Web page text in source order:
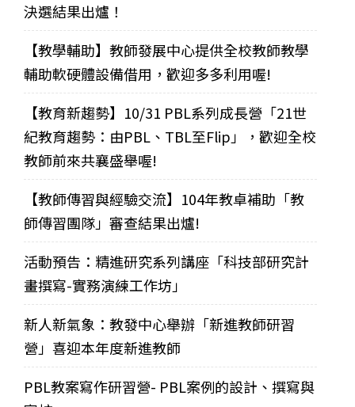
決選結果出爐！
【教學輔助】教師發展中心提供全校教師教學
輔助軟硬體設備借用，歡迎多多利用喔!
【教育新趨勢】10/31 PBL系列成長營「21世
紀教育趨勢：由PBL、TBL至Flip」，歡迎全校
教師前來共襄盛舉喔!
【教師傳習與經驗交流】104年教卓補助「教
師傳習團隊」審查結果出爐!
活動預告：精進研究系列講座「科技部研究計
畫撰寫-實務演練工作坊」
新人新氣象：教發中心舉辦「新進教師研習
營」喜迎本年度新進教師
PBL教案寫作研習營- PBL案例的設計、撰寫與